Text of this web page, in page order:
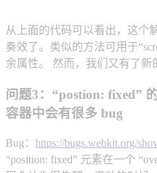
从上面的代码可以看出，这个
奏效了。类似的方法可用于
余属性。 然而，我们又有了新
问题3：“postion: fixed”
容器中会有很多 bug
Bug： https://bugs.webkit.org/
“position: fixed” 元素在一个